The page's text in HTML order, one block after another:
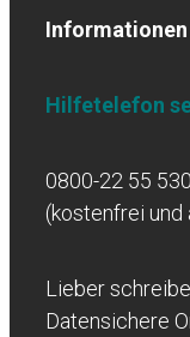
Informationen
Hilfetelefon
0800-22 55 530
(kostenfrei und
Lieber
Datensichere